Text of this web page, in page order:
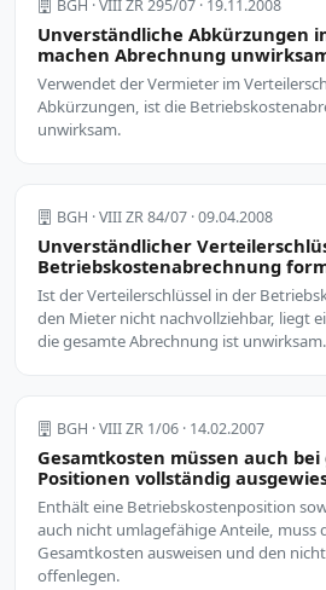
BGH · VIII ZR 295/07 · 19.11.2008
Unverständliche Abkürzungen
machen Abrechnung
Verwendet der Vermieter im
Abkürzungen, ist die
unwirksam.
BGH · VIII ZR 84/07 · 09.04.2008
Unverständlicher
Betriebskostenabrechnung
Ist der Verteilerschlüssel in der
den Mieter nicht nachvollziehbar, liegt
die gesamte Abrechnung ist unwirksam.
BGH · VIII ZR 1/06 · 14.02.2007
Gesamtkosten müssen auch
Positionen vollständig
Enthält eine Betriebskostenposition
auch nicht umlagefähige Anteile, muss
Gesamtkosten ausweisen und den
offenlegen.